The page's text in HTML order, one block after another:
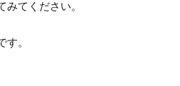
みてください。
。